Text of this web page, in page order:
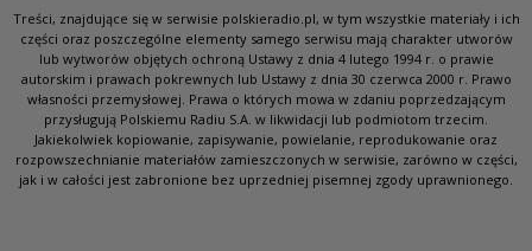
Treści, znajdujące się w serwisie polskieradio.pl, w tym wszystkie materiały i ich
części oraz poszczególne elementy samego serwisu mają charakter utworów
lub wytworów objętych ochroną Ustawy z dnia 4 lutego 1994 r. o prawie
autorskim i prawach pokrewnych lub Ustawy z dnia 30 czerwca 2000 r. Prawo
własności przemysłowej. Prawa o których mowa w zdaniu poprzedzającym
przysługują Polskiemu Radiu S.A. w likwidacji lub podmiotom trzecim.
Jakiekolwiek kopiowanie, zapisywanie, powielanie, reprodukowanie oraz
rozpowszechnianie materiałów zamieszczonych w serwisie, zarówno w części,
jak i w całości jest zabronione bez uprzedniej pisemnej zgody uprawnionego.